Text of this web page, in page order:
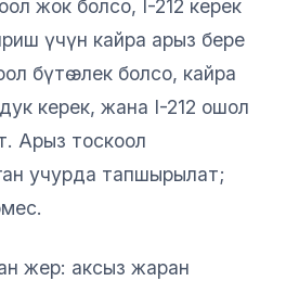
жок болсо, I-212 керек
үчүн кайра арыз бере
бүтө элек болсо, кайра
керек, жана I-212 ошол
Арыз тоскоол
учурда тапшырылат;
жер: аксыз жаран